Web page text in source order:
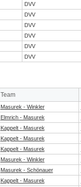
DVV
DVV
DVV
DVV
DVV
DVV
Team
Masurek - Winkler
Elmrich - Masurek
Kappelt - Masurek
Kappelt - Masurek
Kappelt - Masurek
Masurek - Winkler
Masurek - Schönauer
Kappelt - Masurek